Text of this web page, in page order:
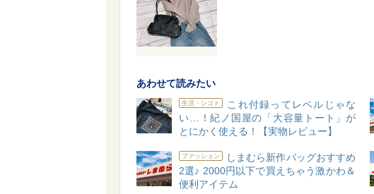
あわせて読みたい
生活・シゴト
これ付録ってレベルじゃな
い…！紀ノ国屋の「大容量トート」が
とにかく使える！【実物レビュー】
ファッション
しまむら新作バッグおすすめ
2選♪ 2000円以下で買えちゃう激かわ＆
便利アイテム